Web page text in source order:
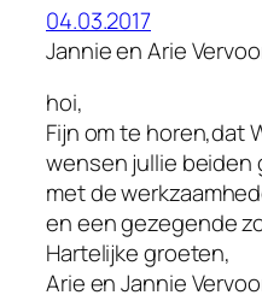
04.03.2017
Jannie en Arie
hoi,
Fijn om te horen,dat
wensen jullie
met de
en een gezegende
Hartelijke groeten,
Arie en Jannie